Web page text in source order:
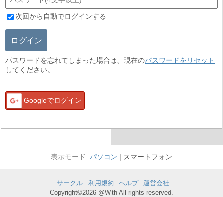
次回から自動でログインする
ログイン
パスワードを忘れてしまった場合は、現在のパスワードをリセット
してください。
Googleでログイン
パソコン スマートフォン
サークル 利用規約 ヘルプ
運営会社
Copyright©2026 @With All rights reserved.